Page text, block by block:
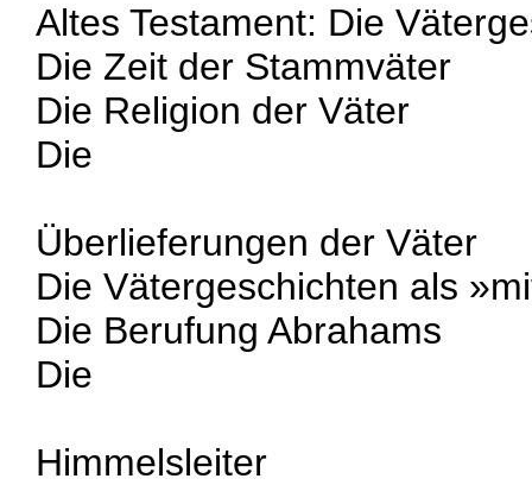
Altes Testament: Die
Die Zeit der Stammväter
Die Religion der Väter
Die
Überlieferungen der Väter
Die Vätergeschichten als
Die Berufung Abrahams
Die
Himmelsleiter